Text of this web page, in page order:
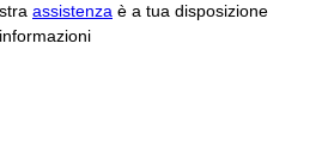
assistenza è a tua disposizione